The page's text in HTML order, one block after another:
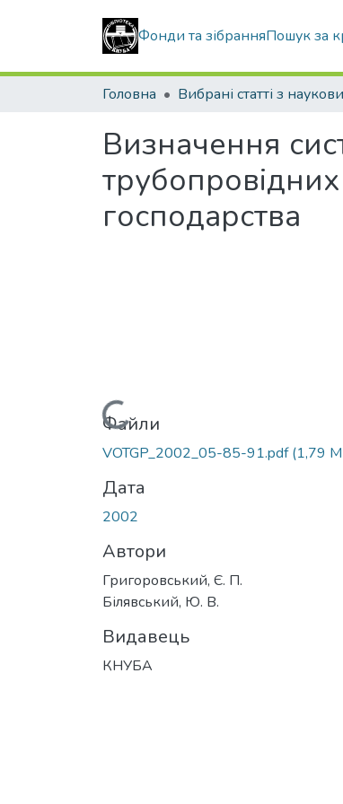
Фонди та зібранняПошук за
Головна
Визначення
господарства
Вантажиться...
Файли
VOTGP_2002_05-85-91.pdf(1,79
Дата
2002
Автори
Григоровський, Є. П.
Білявський, Ю. В.
Видавець
КНУБА